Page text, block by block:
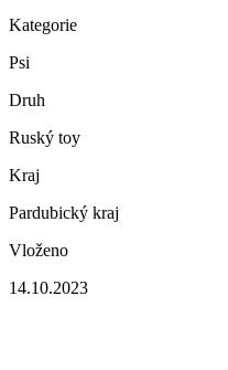
Kategorie
Psi
Druh
Ruský toy
Kraj
Pardubický kraj
Vloženo
14.10.2023